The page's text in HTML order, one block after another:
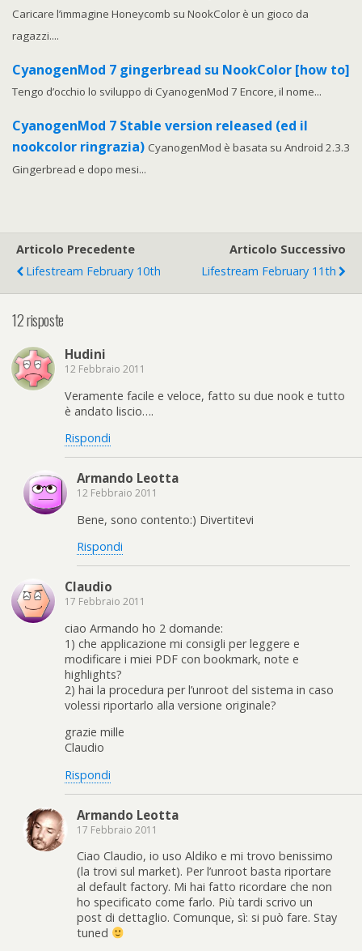
Caricare l’immagine Honeycomb su NookColor è un gioco da
ragazzi....
CyanogenMod 7 gingerbread su NookColor [how to]
Tengo d’occhio lo sviluppo di CyanogenMod 7 Encore, il nome...
CyanogenMod 7 Stable version released (ed il
nookcolor ringrazia) CyanogenMod è basata su Android 2.3.3
Gingerbread e dopo mesi...
Articolo Precedente
Lifestream February 10th
Articolo Successivo
Lifestream February 11th
12 risposte
Hudini
12 Febbraio 2011
Veramente facile e veloce, fatto su due nook e tutto
è andato liscio….
Rispondi
Armando Leotta
12 Febbraio 2011
Bene, sono contento:) Divertitevi
Rispondi
Claudio
17 Febbraio 2011
ciao Armando ho 2 domande:
1) che applicazione mi consigli per leggere e
modificare i miei PDF con bookmark, note e
highlights?
2) hai la procedura per l’unroot del sistema in caso
volessi riportarlo alla versione originale?
grazie mille
Claudio
Rispondi
Armando Leotta
17 Febbraio 2011
Ciao Claudio, io uso Aldiko e mi trovo benissimo
(la trovi sul market). Per l’unroot basta riportare
al default factory. Mi hai fatto ricordare che non
ho specificato come farlo. Più tardi scrivo un
post di dettaglio. Comunque, sì: si può fare. Stay
tuned